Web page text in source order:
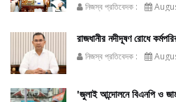
নিজস্ব প্রতিবেদক :
রাজধানীর নদীদূষণ রোধে
নিজস্ব প্রতিবেদক :
'জুলাই আন্দোলনে বিএনপি ও